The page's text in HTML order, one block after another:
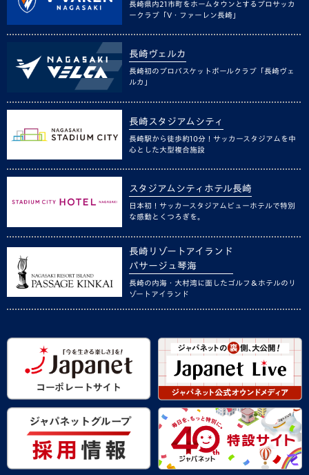
長崎県内21市町をホームタウンとするプロサッカ
ークラブ「V・ファーレン長崎」
長崎ヴェルカ
長崎初のプロバスケットボールクラブ「長崎ヴェ
ルカ」
長崎スタジアムシティ
長崎駅から徒歩約10分！サッカースタジアムを中
心とした大型複合施設
スタジアムシティホテル長崎
日本初！サッカースタジアムビューホテルで特別
な感動とくつろぎを。
長崎リゾートアイランド
パサージュ琴海
長崎の内海・大村湾に面したゴルフ＆ホテルのリ
ゾートアイランド